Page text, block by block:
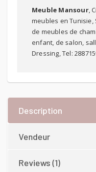
Meuble Mansour,
meubles en
de meubles de
enfant, de salon,
Dressing, Tel:
Description
Vendeur
Reviews (1)